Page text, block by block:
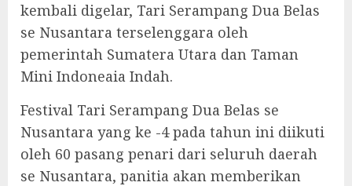
kembali digelar, Tari Serampang Dua Belas
se Nusantara terselenggara oleh
pemerintah Sumatera Utara dan Taman
Mini Indoneaia Indah.
Festival Tari Serampang Dua Belas se
Nusantara yang ke -4 pada tahun ini diikuti
oleh 60 pasang penari dari seluruh daerah
se Nusantara, panitia akan memberikan